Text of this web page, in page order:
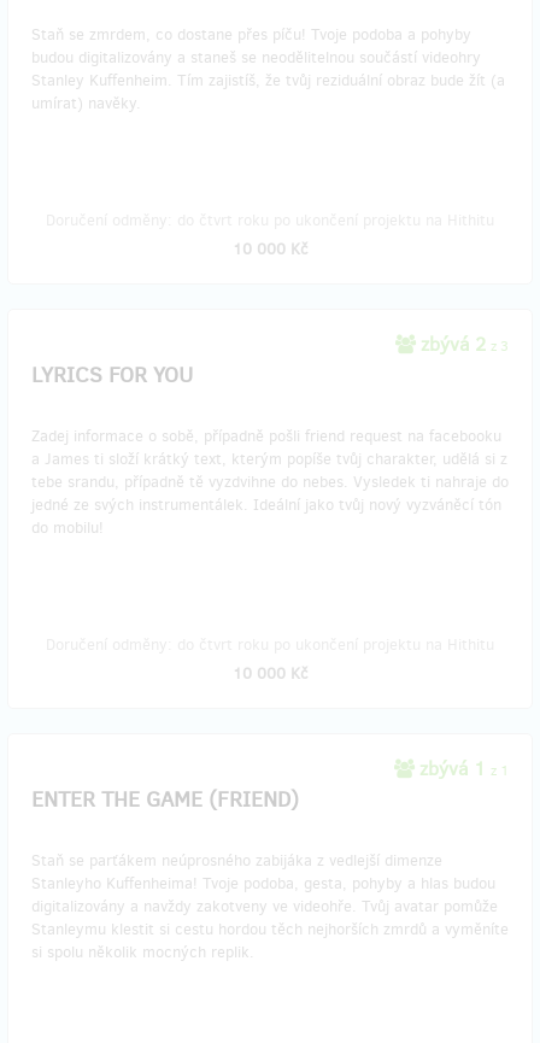
Staň se zmrdem, co dostane přes píču! Tvoje podoba a pohyby
budou digitalizovány a staneš se neodělitelnou součástí videohry
Stanley Kuffenheim. Tím zajistíš, že tvůj reziduální obraz bude žít (a
umírat) navěky.
10 000 Kč
zbývá 2 z 3
LYRICS FOR YOU
Zadej informace o sobě, případně pošli friend request na facebooku
a James ti složí krátký text, kterým popíše tvůj charakter, udělá si z
tebe srandu, případně tě vyzdvihne do nebes. Vysledek ti nahraje do
jedné ze svých instrumentálek. Ideální jako tvůj nový vyzváněcí tón
do mobilu!
10 000 Kč
zbývá 1 z 1
ENTER THE GAME (FRIEND)
Staň se parťákem neúprosného zabijáka z vedlejší dimenze
Stanleyho Kuffenheima! Tvoje podoba, gesta, pohyby a hlas budou
digitalizovány a navždy zakotveny ve videohře. Tvůj avatar pomůže
Stanleymu klestit si cestu hordou těch nejhorších zmrdů a vyměníte
si spolu několik mocných replik.